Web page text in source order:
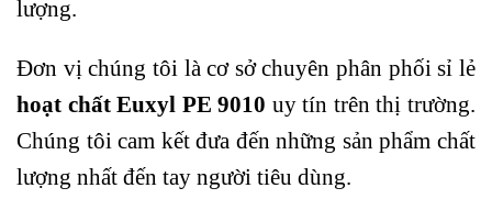
lượng.
Đơn vị chúng tôi là cơ sở chuyên phân phối sỉ lẻ
hoạt chất Euxyl PE 9010 uy tín trên thị trường.
Chúng tôi cam kết đưa đến những sản phẩm chất
lượng nhất đến tay người tiêu dùng.